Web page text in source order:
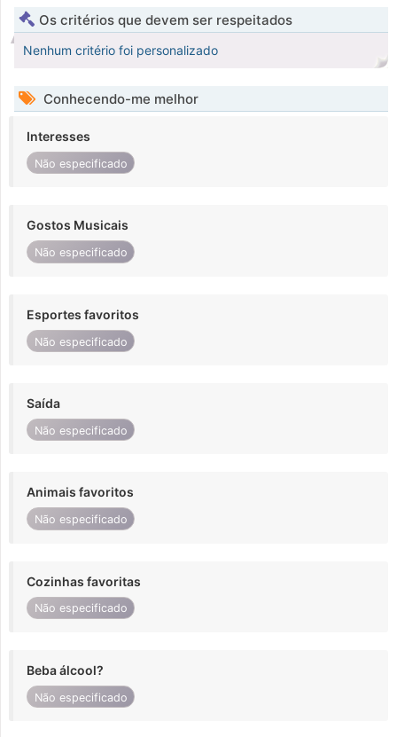
Os critérios que devem ser respeitados
Nenhum critério foi personalizado
Conhecendo-me melhor
Interesses
Não especificado
Gostos Musicais
Não especificado
Esportes favoritos
Não especificado
Saída
Não especificado
Animais favoritos
Não especificado
Cozinhas favoritas
Não especificado
Beba álcool?
Não especificado